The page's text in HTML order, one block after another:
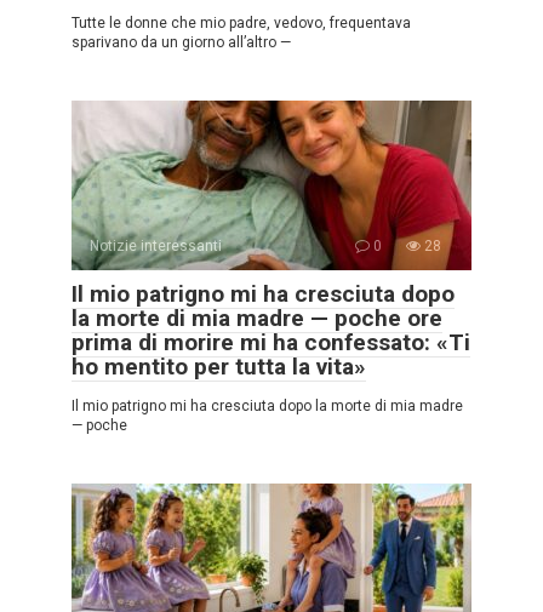
Tutte le donne che mio padre, vedovo, frequentava
sparivano da un giorno all’altro —
Notizie interessanti 0 28
Il mio patrigno mi ha cresciuta dopo
la morte di mia madre — poche ore
prima di morire mi ha confessato: «Ti
ho mentito per tutta la vita»
Il mio patrigno mi ha cresciuta dopo la morte di mia madre
— poche